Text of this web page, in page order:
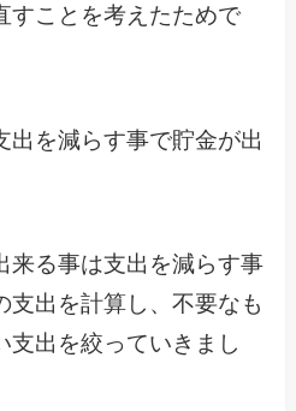
すことを考えたためで
出を減らす事で貯金が出
来る事は支出を減らす事
支出を計算し、不要なも
支出を絞っていきまし